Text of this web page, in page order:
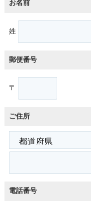
お名前
姓
郵便番号
〒
ご住所
電話番号